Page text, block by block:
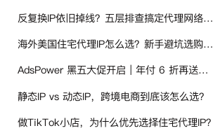
反复换IP依旧掉线？五层排查搞定代理网络异常
海外美国住宅代理IP怎么选？新手避坑选购指南
AdsPower 黑五大促开启｜年付 6 折再送半年＋豪礼抽奖
静态IP vs 动态IP，跨境电商到底该怎么选？
做TikTok小店，为什么优先选择住宅代理IP？